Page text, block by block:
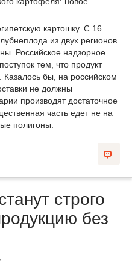
картошку. С 16
из двух регионов
Российское надзорное
тем, что продукт
бы, на российском
не должны
производят достаточное
часть едет не на
полигоны.
строго
без